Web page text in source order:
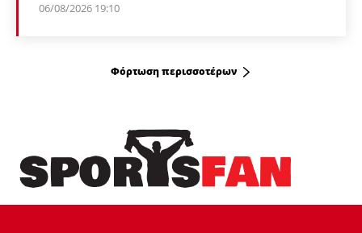
06/08/2026 19:10
Φόρτωση περισσοτέρων